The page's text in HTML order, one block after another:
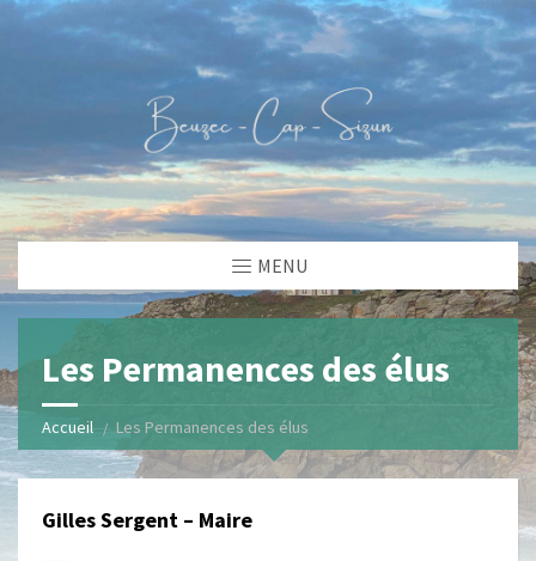
MENU
Les Permanences des élus
Accueil Les Permanences des élus
Gilles Sergent – Maire